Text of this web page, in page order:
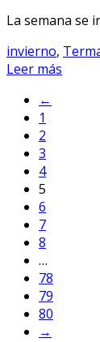
La semana se
invierno,
Leer más
←
1
2
3
4
5
6
7
8
…
78
79
80
→